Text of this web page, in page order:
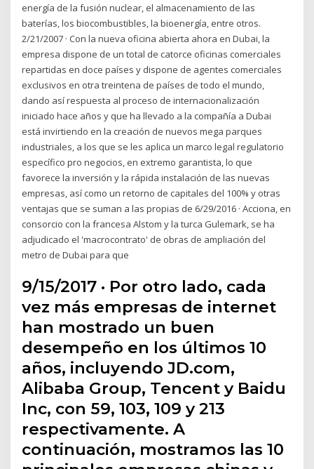
energía de la fusión nuclear, el almacenamiento de las
baterías, los biocombustibles, la bioenergía, entre otros.
2/21/2007 · Con la nueva oficina abierta ahora en Dubai, la
empresa dispone de un total de catorce oficinas comerciales
repartidas en doce países y dispone de agentes comerciales
exclusivos en otra treintena de países de todo el mundo,
dando así respuesta al proceso de internacionalización
iniciado hace años y que ha llevado a la compañía a Dubai
está invirtiendo en la creación de nuevos mega parques
industriales, a los que se les aplica un marco legal regulatorio
específico pro negocios, en extremo garantista, lo que
favorece la inversión y la rápida instalación de las nuevas
empresas, así como un retorno de capitales del 100% y otras
ventajas que se suman a las propias de 6/29/2016 · Acciona, en
consorcio con la francesa Alstom y la turca Gulemark, se ha
adjudicado el 'macrocontrato' de obras de ampliación del
metro de Dubai para que
9/15/2017 · Por otro lado, cada
vez más empresas de internet
han mostrado un buen
desempeño en los últimos 10
años, incluyendo JD.com,
Alibaba Group, Tencent y Baidu
Inc, con 59, 103, 109 y 213
respectivamente. A
continuación, mostramos las 10